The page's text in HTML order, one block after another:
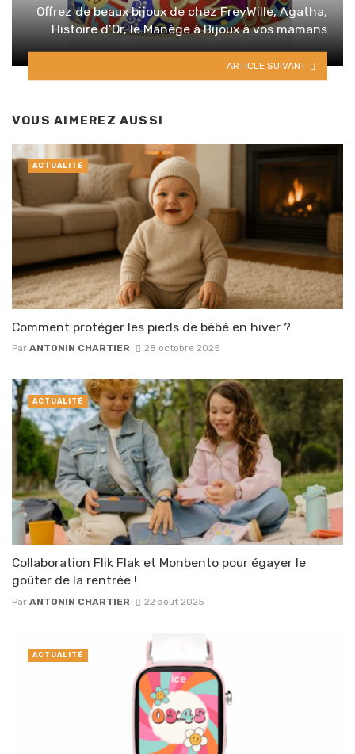
Offrez de beaux bijoux de chez FreyWille, Agatha,
Histoire d’Or, le Manège à Bijoux à vos mamans
ARTICLE SUIVANT
VOUS AIMEREZ AUSSI
Comment protéger les pieds de bébé en hiver ?
Par ANTONIN CHARTIER 28 octobre 2025
ACTUALITÉ
Collaboration Flik Flak et Monbento pour égayer le
goûter de la rentrée !
Par ANTONIN CHARTIER 22 août 2025
ACTUALITÉ
ACTUALITÉ